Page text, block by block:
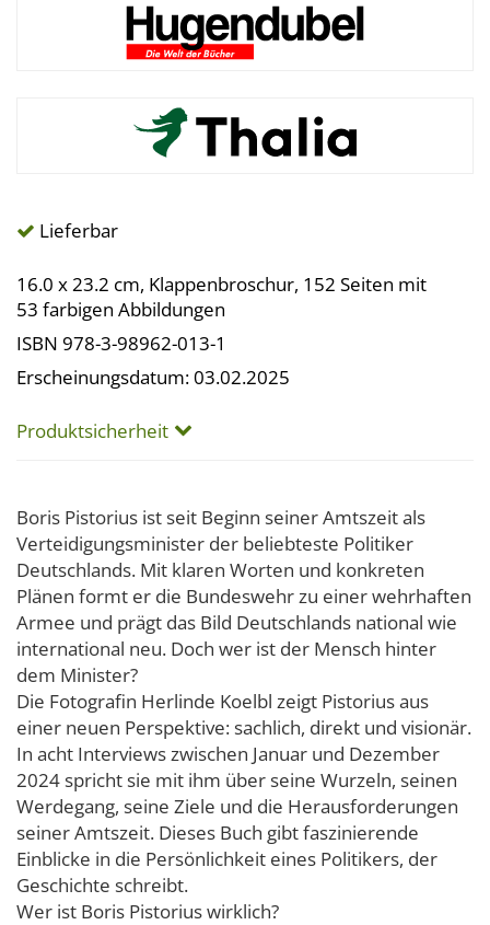
Lieferbar
16.0 x 23.2 cm, Klappenbroschur, 152 Seiten mit
53 farbigen Abbildungen
ISBN 978-3-98962-013-1
Erscheinungsdatum: 03.02.2025
Produktsicherheit
Boris Pistorius ist seit Beginn seiner Amtszeit als
Verteidigungsminister der beliebteste Politiker
Deutschlands. Mit klaren Worten und konkreten
Plänen formt er die Bundeswehr zu einer wehrhaften
Armee und prägt das Bild Deutschlands national wie
international neu. Doch wer ist der Mensch hinter
dem Minister?
Die Fotografin Herlinde Koelbl zeigt Pistorius aus
einer neuen Perspektive: sachlich, direkt und visionär.
In acht Interviews zwischen Januar und Dezember
2024 spricht sie mit ihm über seine Wurzeln, seinen
Werdegang, seine Ziele und die Herausforderungen
seiner Amtszeit. Dieses Buch gibt faszinierende
Einblicke in die Persönlichkeit eines Politikers, der
Geschichte schreibt.
Wer ist Boris Pistorius wirklich?